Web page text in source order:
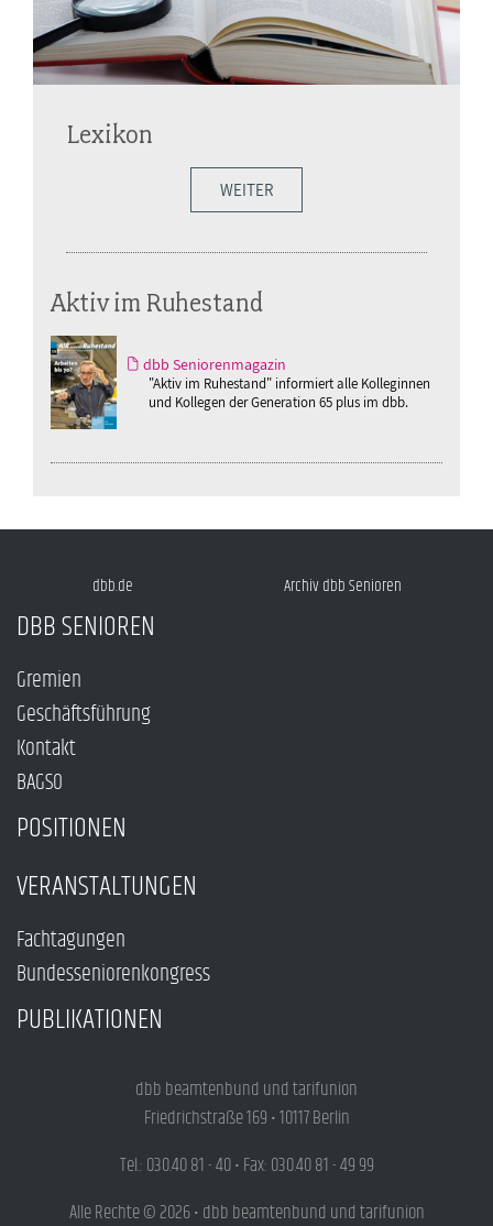
Lexikon
WEITER
Aktiv im Ruhestand
dbb Seniorenmagazin
"Aktiv im Ruhestand" informiert alle Kolleginnen
und Kollegen der Generation 65 plus im dbb.
dbb.de Archiv dbb Senioren
DBB SENIOREN
Gremien
Geschäftsführung
Kontakt
BAGSO
POSITIONEN
VERANSTALTUNGEN
Fachtagungen
Bundesseniorenkongress
PUBLIKATIONEN
dbb beamtenbund und tarifunion
Friedrichstraße 169 • 10117 Berlin
Tel.: 030.40 81 - 40 • Fax: 030.40 81 - 49 99
Alle Rechte © 2026 • dbb beamtenbund und tarifunion